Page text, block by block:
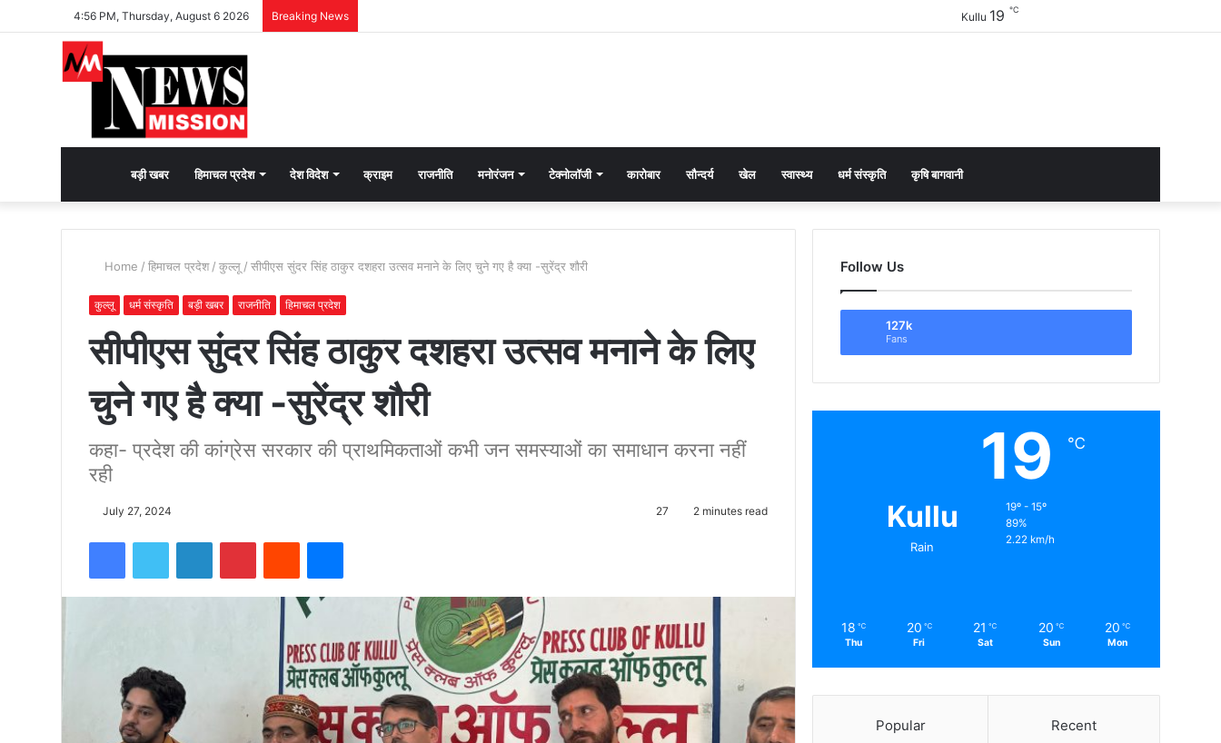
4:56 PM, Thursday, August 6 2026 Breaking News Kullu 19 ℃
भक्ति
भावना
जगाने
को
बड़ी खबर हिमाचल प्रदेश देश विदेश क्राइम राजनीति मनोरंजन टेक्नोलॉजी कारोबार सौन्दर्य खेल स्वास्थ्य धर्म संस्कृति कृषि बागवानी
Home / हिमाचल प्रदेश / कुल्लू / सीपीएस सुंदर सिंह ठाकुर दशहरा उत्सव मनाने के लिए चुने गए है क्या -सुरेंद्र शौरी
कुल्लू धर्म संस्कृति बड़ी खबर राजनीति हिमाचल प्रदेश
सीपीएस सुंदर सिंह ठाकुर दशहरा उत्सव मनाने के लिए
चुने गए है क्या -सुरेंद्र शौरी
कहा- प्रदेश की कांग्रेस सरकार की प्राथमिकताओं कभी जन समस्याओं का समाधान करना नहीं
रही
July 27, 2024 27 2 minutes read
Follow Us
127k
Fans
Kullu
Rain
19 ℃
19º - 15º
89%
2.22 km/h
18 ℃
Thu
20 ℃
Fri
21 ℃
Sat
20 ℃
Sun
20 ℃
Mon
Popular Recent